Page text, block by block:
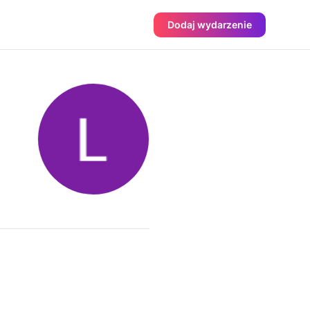
Dodaj wydarzenie